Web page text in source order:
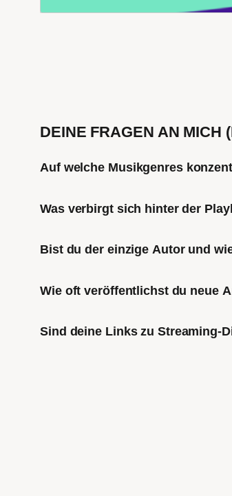
DEINE FRAGEN AN MICH
Auf welche Musikgenres
Was verbirgt sich hinter der
Bist du der einzige Autor und
Wie oft veröffentlichst du neue
Sind deine Links zu Streaming-